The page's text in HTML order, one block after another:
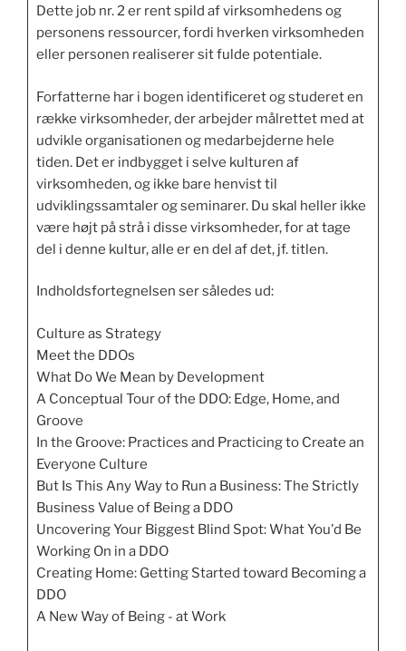
Dette job nr. 2 er rent spild af virksomhedens og
personens ressourcer, fordi hverken virksomheden
eller personen realiserer sit fulde potentiale.
Forfatterne har i bogen identificeret og studeret en
række virksomheder, der arbejder målrettet med at
udvikle organisationen og medarbejderne hele
tiden. Det er indbygget i selve kulturen af
virksomheden, og ikke bare henvist til
udviklingssamtaler og seminarer. Du skal heller ikke
være højt på strå i disse virksomheder, for at tage
del i denne kultur, alle er en del af det, jf. titlen.
Indholdsfortegnelsen ser således ud:
Culture as Strategy
Meet the DDOs
What Do We Mean by Development
A Conceptual Tour of the DDO: Edge, Home, and
Groove
In the Groove: Practices and Practicing to Create an
Everyone Culture
But Is This Any Way to Run a Business: The Strictly
Business Value of Being a DDO
Uncovering Your Biggest Blind Spot: What You'd Be
Working On in a DDO
Creating Home: Getting Started toward Becoming a
DDO
A New Way of Being - at Work